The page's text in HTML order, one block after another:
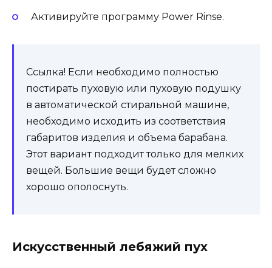
Активируйте программу Power Rinse.
Ссылка! Если необходимо полностью
постирать пуховую или пуховую подушку
в автоматической стиральной машине,
необходимо исходить из соответствия
габаритов изделия и объема барабана.
Этот вариант подходит только для мелких
вещей. Большие вещи будет сложно
хорошо ополоснуть.
Искусственный лебяжий пух